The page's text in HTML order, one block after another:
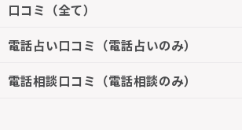
口コミ（全て）
電話占い口コミ（電話占いのみ）
電話相談口コミ（電話相談のみ）